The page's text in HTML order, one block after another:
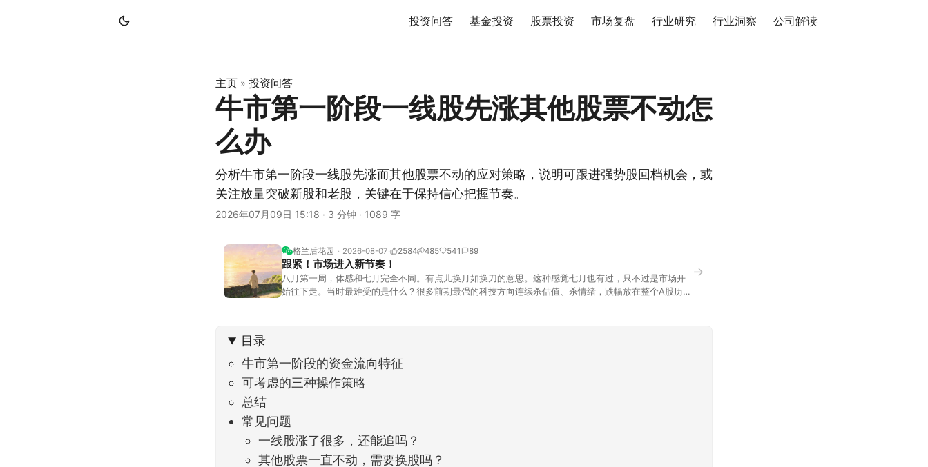
投资问答 基金投资 股票投资 市场复盘 行业研究 行业洞察 公司解读
主页 » 投资问答
牛市第一阶段一线股先涨其他股票不动怎
么办
分析牛市第一阶段一线股先涨而其他股票不动的应对策略，说明可跟进强势股回档机会，或
关注放量突破新股和老股，关键在于保持信心把握节奏。
2026年07月09日 15:18 · 3 分钟 · 1089 字
格兰后花园 2026-08-07 2584 485 541 89
跟紧！市场进入新节奏！
八月第一周，体感和七月完全不同。有点儿换月如换刀的意思。这种感觉七月也有过，只不过是市场开
始往下走。当时最难受的是什么？很多前期最强的科技方向连续杀估值、杀情绪，跌幅放在整个A股历史
→
目录
牛市第一阶段的资金流向特征
可考虑的三种操作策略
总结
常见问题
一线股涨了很多，还能追吗？
其他股票一直不动，需要换股吗？